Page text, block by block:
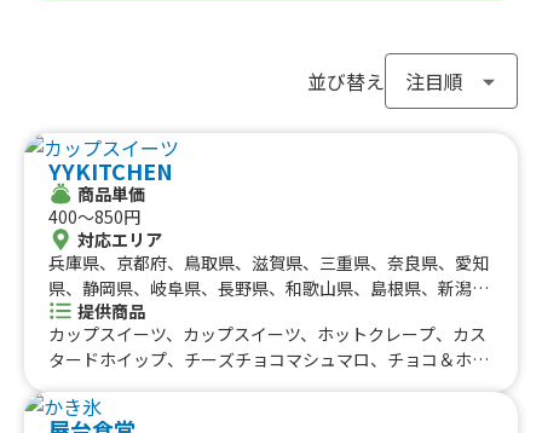
東海のケータリングカー
愛知県静岡県三重県
中国のケータリングカー
鳥取県島根県岡山県広島県山口県
四国のケータリングカー
徳島県香川県愛媛県高知県
九州のケータリングカー
福岡県佐賀県
#タコライス
#焼きそば
#焼き鳥
#おにぎり
#ローストビーフ
#アイスクリーム
#クリームソーダ
#ケーキ
#クロッフル #モンブラン #お弁当
#パフェ
#フルーツジュース
#パン #韓国料理
#パンケーキ
#海鮮
#和菓子 #和食 #ご当地グルメ
#串焼き
#流行グルメ
#丼ぶり #台湾料理
#ベトナム料理
#りんご飴・フルーツ飴
並び替え
YYKITCHEN
商品単価
400〜850円
対応エリア
兵庫県、京都府、鳥取県、滋賀県、三重県、奈良県、愛知
県、静岡県、岐阜県、長野県、和歌山県、島根県、新潟
県、福井県、山梨県、東京都、神奈川県、埼玉県、栃木
県、茨城県
提供商品
カップスイーツ、カップスイーツ、ホットクレープ、カス
タードホイップ、チーズチョコマシュマロ、チョコ＆ホイ
ホイップ、マンゴー生クリーム、レインボーかき氷、かき